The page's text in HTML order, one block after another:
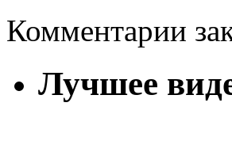
Комментарии
Лучшее